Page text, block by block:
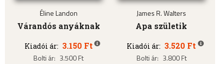
Éline Landon
Várandós anyáknak
Kiadói ár: 3.150 Ft
Bolti ár: 3.500 Ft
James R. Walters
Apa születik
Kiadói ár: 3.520 Ft
Bolti ár: 3.800 Ft